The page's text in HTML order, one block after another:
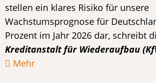
stellen ein klares Risiko für unsere
Wachstumsprognose für
Prozent im Jahr 2026 dar, schreibt
Kreditanstalt für Wiederaufbau
Mehr